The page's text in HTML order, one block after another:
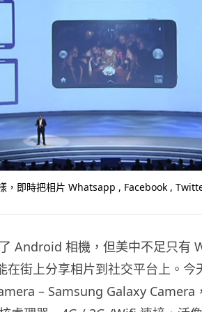
，即時把相片 Whatsapp , Facebook ,
Android 相機，但美中不足只有
在街上分享相片到社交平台上。
– Samsung Galaxy Camera